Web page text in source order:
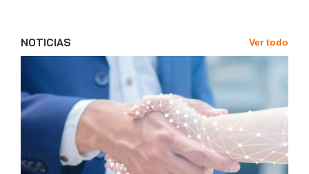
NOTICIAS Ver todo
News'